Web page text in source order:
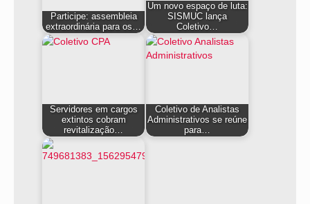
Participe: assembleia
extraordinária para os…
Um novo espaço de luta:
SISMUC lança
Coletivo…
Servidores em cargos
extintos cobram
revitalização…
Coletivo de Analistas
Administrativos se reúne
para…